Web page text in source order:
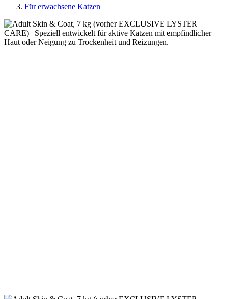
Für erwachsene Katzen